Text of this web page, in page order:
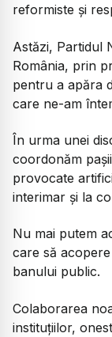
reformiste și
Astăzi, Partidul
România, prin
pentru a apăra
care ne-am
În urma unei
coordonăm
provocate
interimar și la
Nu mai putem
care să
banului public.
Colaborarea
instituțiilor,